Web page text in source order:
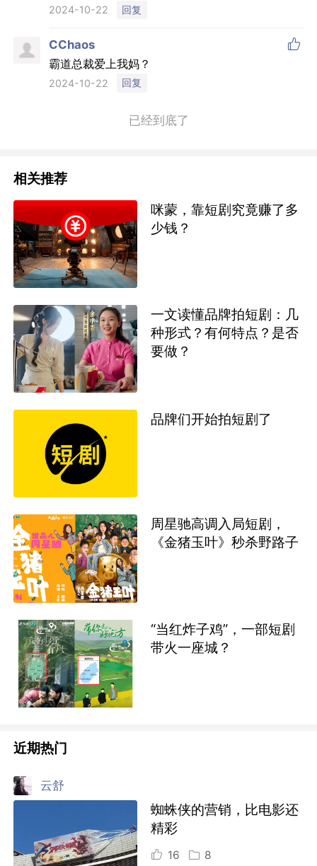
2024-10-22 回复
CChaos 
霸道总裁爱上我妈？
2024-10-22 回复
已经到底了
相关推荐
咪蒙，靠短剧究竟赚了多
少钱？
一文读懂品牌拍短剧：几
种形式？有何特点？是否
要做？
品牌们开始拍短剧了
周星驰高调入局短剧，
《金猪玉叶》秒杀野路子
“当红炸子鸡”，一部短剧
带火一座城？
近期热门
云舒
蜘蛛侠的营销，比电影还
精彩
16 8